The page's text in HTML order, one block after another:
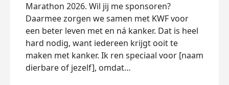
Marathon 2026. Wil jij me sponsoren?
Daarmee zorgen we samen met KWF voor
een beter leven met en ná kanker. Dat is heel
hard nodig, want iedereen krijgt ooit te
maken met kanker. Ik ren speciaal voor [naam
dierbare of jezelf], omdat…